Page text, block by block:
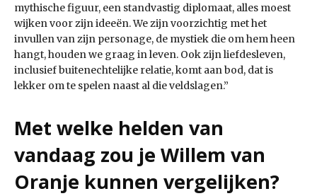
mythische figuur, een standvastig diplomaat, alles moest
wijken voor zijn ideeën. We zijn voorzichtig met het
invullen van zijn personage, de mystiek die om hem heen
hangt, houden we graag in leven. Ook zijn liefdesleven,
inclusief buitenechtelijke relatie, komt aan bod, dat is
lekker om te spelen naast al die veldslagen.”
Met welke helden van
vandaag zou je Willem van
Oranje kunnen vergelijken?